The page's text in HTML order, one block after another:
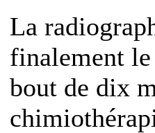
La
finalement
bout de dix